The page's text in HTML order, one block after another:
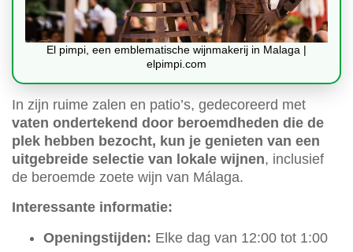
El pimpi, een emblematische wijnmakerij in Malaga |
elpimpi.com
In zijn ruime zalen en patio’s, gedecoreerd met
vaten ondertekend door beroemdheden die de
plek hebben bezocht, kun je genieten van een
uitgebreide selectie van lokale wijnen, inclusief
de beroemde zoete wijn van Málaga.
Interessante informatie:
Openingstijden: Elke dag van 12:00 tot 1:00